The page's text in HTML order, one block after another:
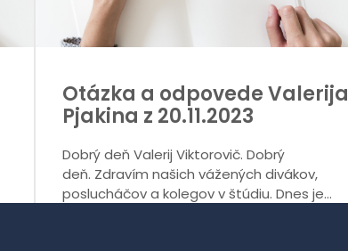
Otázka a odpovede Valerija
Pjakina z 20.11.2023
Dobrý deň Valerij Viktorovič. Dobrý
deň. Zdravím našich vážených divákov,
poslucháčov a kolegov v štúdiu. Dnes je